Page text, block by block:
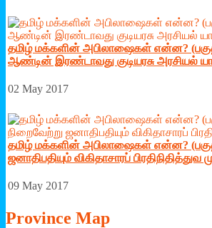
தமிழ் மக்களின் அபிலாஷைகள் என்ன?
ஆண்டின் இரண்டாவது குடியரசு அரசியல்
02 May 2017
தமிழ் மக்களின் அபிலாஷைகள் என்ன?
ஜனாதிபதியும் விகிதாசாரப் பிரதிநிதித்துவ
09 May 2017
Province Map